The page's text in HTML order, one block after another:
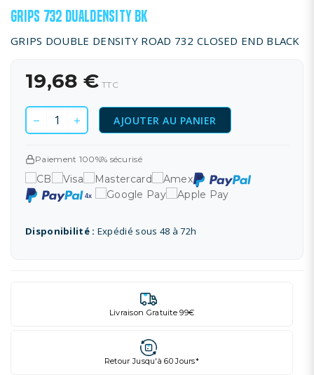
GRIPS 732 DUALDENSITY BK
GRIPS DOUBLE DENSITY ROAD 732 CLOSED END BLACK
19,68 € TTC
AJOUTER AU PANIER
Paiement 100%% sécurisé
Disponibilité : Expédié sous 48 à 72h
Livraison Gratuite 99€
Retour Jusqu'à 60 Jours*